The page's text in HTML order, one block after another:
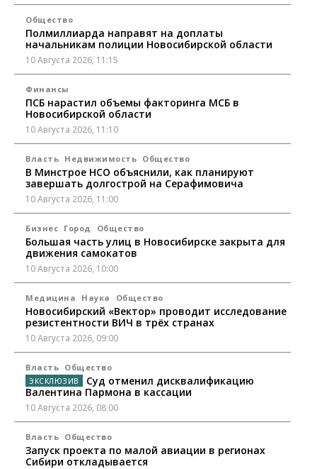
Общество
Полмиллиарда направят на доплаты
начальникам полиции Новосибирской области
10 Августа 2026, 11:15
Финансы
ПСБ нарастил объемы факторинга МСБ в
Новосибирской области
10 Августа 2026, 11:10
Власть Недвижимость Общество
В Минстрое НСО объяснили, как планируют
завершать долгострой на Серафимовича
10 Августа 2026, 11:00
Бизнес Город Общество
Большая часть улиц в Новосибирске закрыта для
движения самокатов
10 Августа 2026, 10:00
Медицина Наука Общество
Новосибирский «Вектор» проводит исследование
резистентности ВИЧ в трёх странах
10 Августа 2026, 09:00
Власть Общество
Суд отменил дисквалификацию
Валентина Пармона в кассации
10 Августа 2026, 08:00
Власть Общество
Запуск проекта по малой авиации в регионах
Сибири откладывается